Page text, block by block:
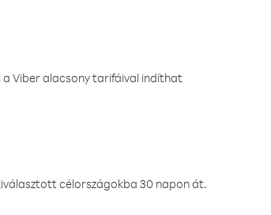
a Viber alacsony tarifáival indíthat
célországokba 30 napon át.